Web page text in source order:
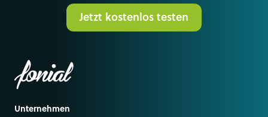
Jetzt kostenlos testen
Unternehmen